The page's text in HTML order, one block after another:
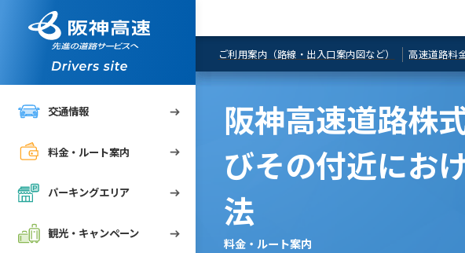
交通情報
Go!）
料金・ルート案内
パーキングエリア
観光・キャンペーン
ご利用案内（路線・出入口案内図など） 高速道路料
通行料金
路線網図 各種
訂正等について（WEB受付）
ださ
た
関連外部サイトのご案内
阪神高速道路株
びその付近にお
法
料金・ルート案内